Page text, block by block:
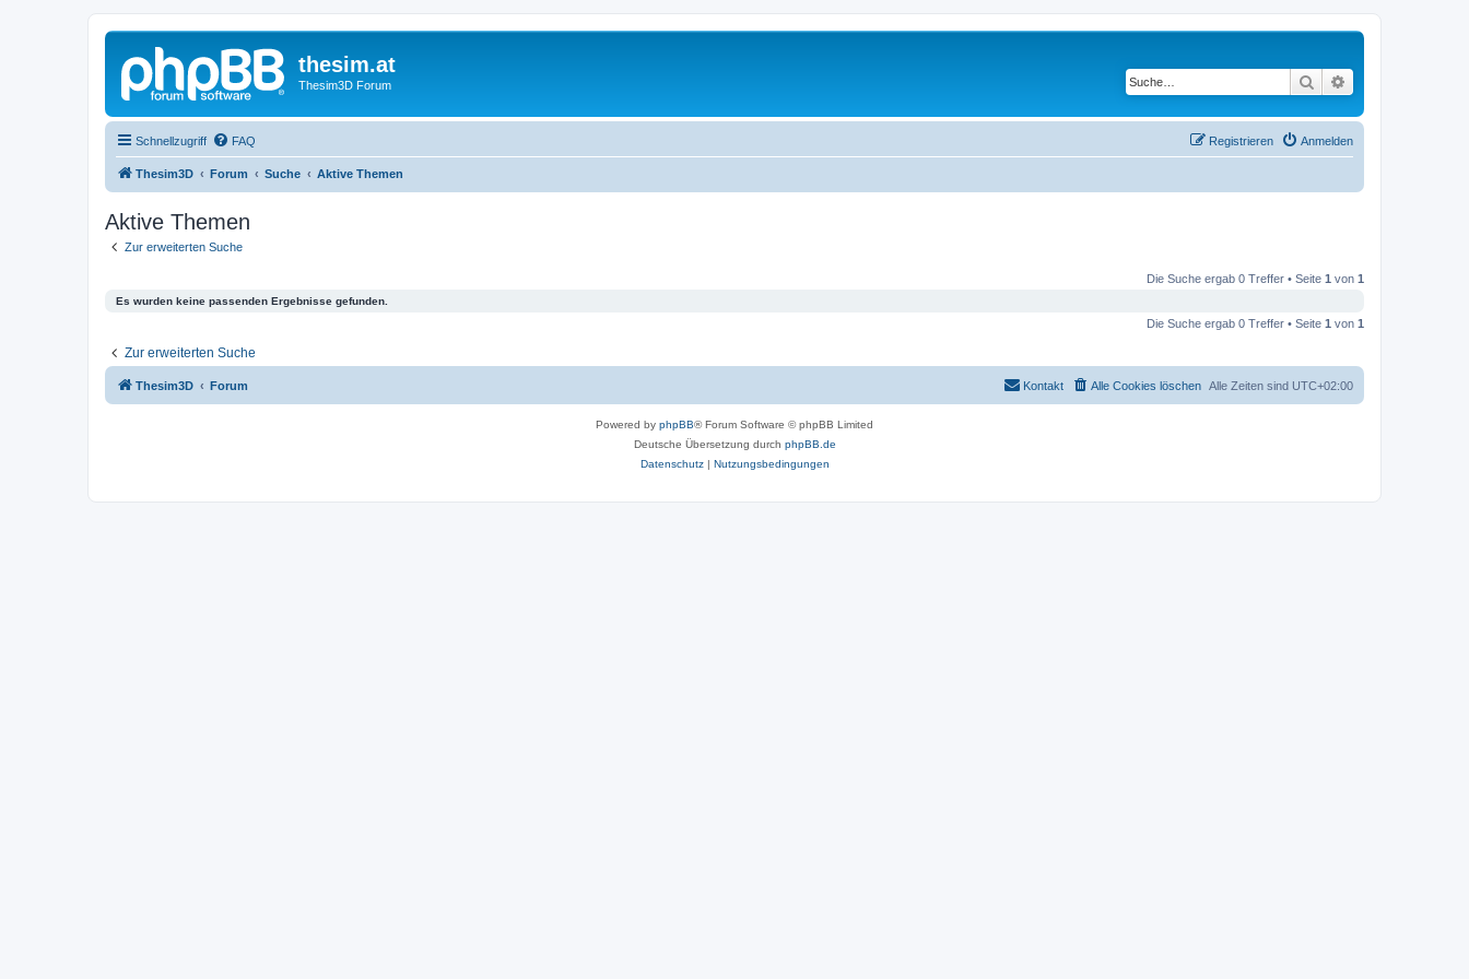
thesim.at
Thesim3D Forum Suche
Schnellzugriff FAQ Anmelden
Registrieren
Thesim3D Forum Suche Aktive Themen
Aktive Themen
Zur erweiterten Suche
Die Suche ergab 0 Treffer • Seite 1 von 1
Es wurden keine passenden Ergebnisse gefunden.
Die Suche ergab 0 Treffer • Seite 1 von 1
Zur erweiterten Suche
Thesim3D Forum Alle Zeiten sind UTC+02:00
Alle Cookies löschen
Kontakt
Powered by phpBB® Forum Software © phpBB Limited
Deutsche Übersetzung durch phpBB.de
Datenschutz| Nutzungsbedingungen